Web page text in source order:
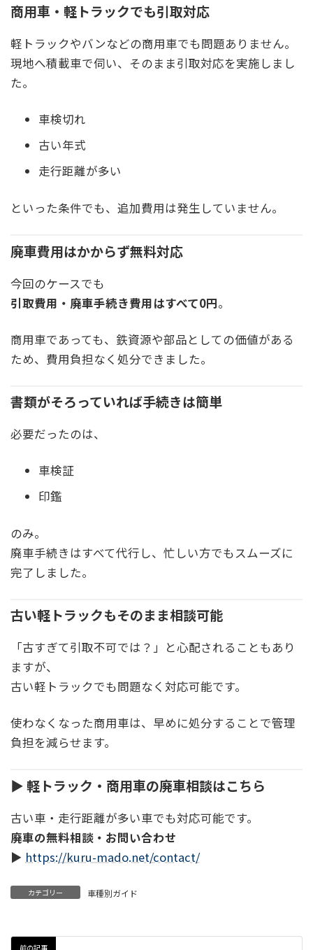
商用車・軽トラックでも引取対応
軽トラックやバンなどの商用車でも問題ありません。
現地へ積載車で伺い、そのまま引取対応を実施しまし
た。
車検切れ
古い年式
走行距離が多い
といった条件でも、追加費用は発生していません。
廃車費用はかからず無料対応
今回のケースでも
引取費用・廃車手続き費用はすべて0円。
商用車であっても、鉄資源や部品としての価値がある
ため、費用負担なく処分できました。
書類がそろっていれば手続きは簡単
必要だったのは、
車検証
印鑑
のみ。
廃車手続きはすべて代行し、忙しい方でもスムーズに
完了しました。
古い軽トラックもそのまま相談可能
「古すぎて引取不可では？」と心配されることもあり
ますが、
古い軽トラックでも問題なく対応可能です。
使わなくなった商用車は、早めに処分することで管理
負担を減らせます。
▶ 軽トラック・商用車の廃車相談はこちら
古い車・走行距離が多い車でも対応可能です。
廃車の無料相談・お問い合わせ
▶️ https://kuru-mado.net/contact/
カテゴリー 車種別ガイド
前の記事